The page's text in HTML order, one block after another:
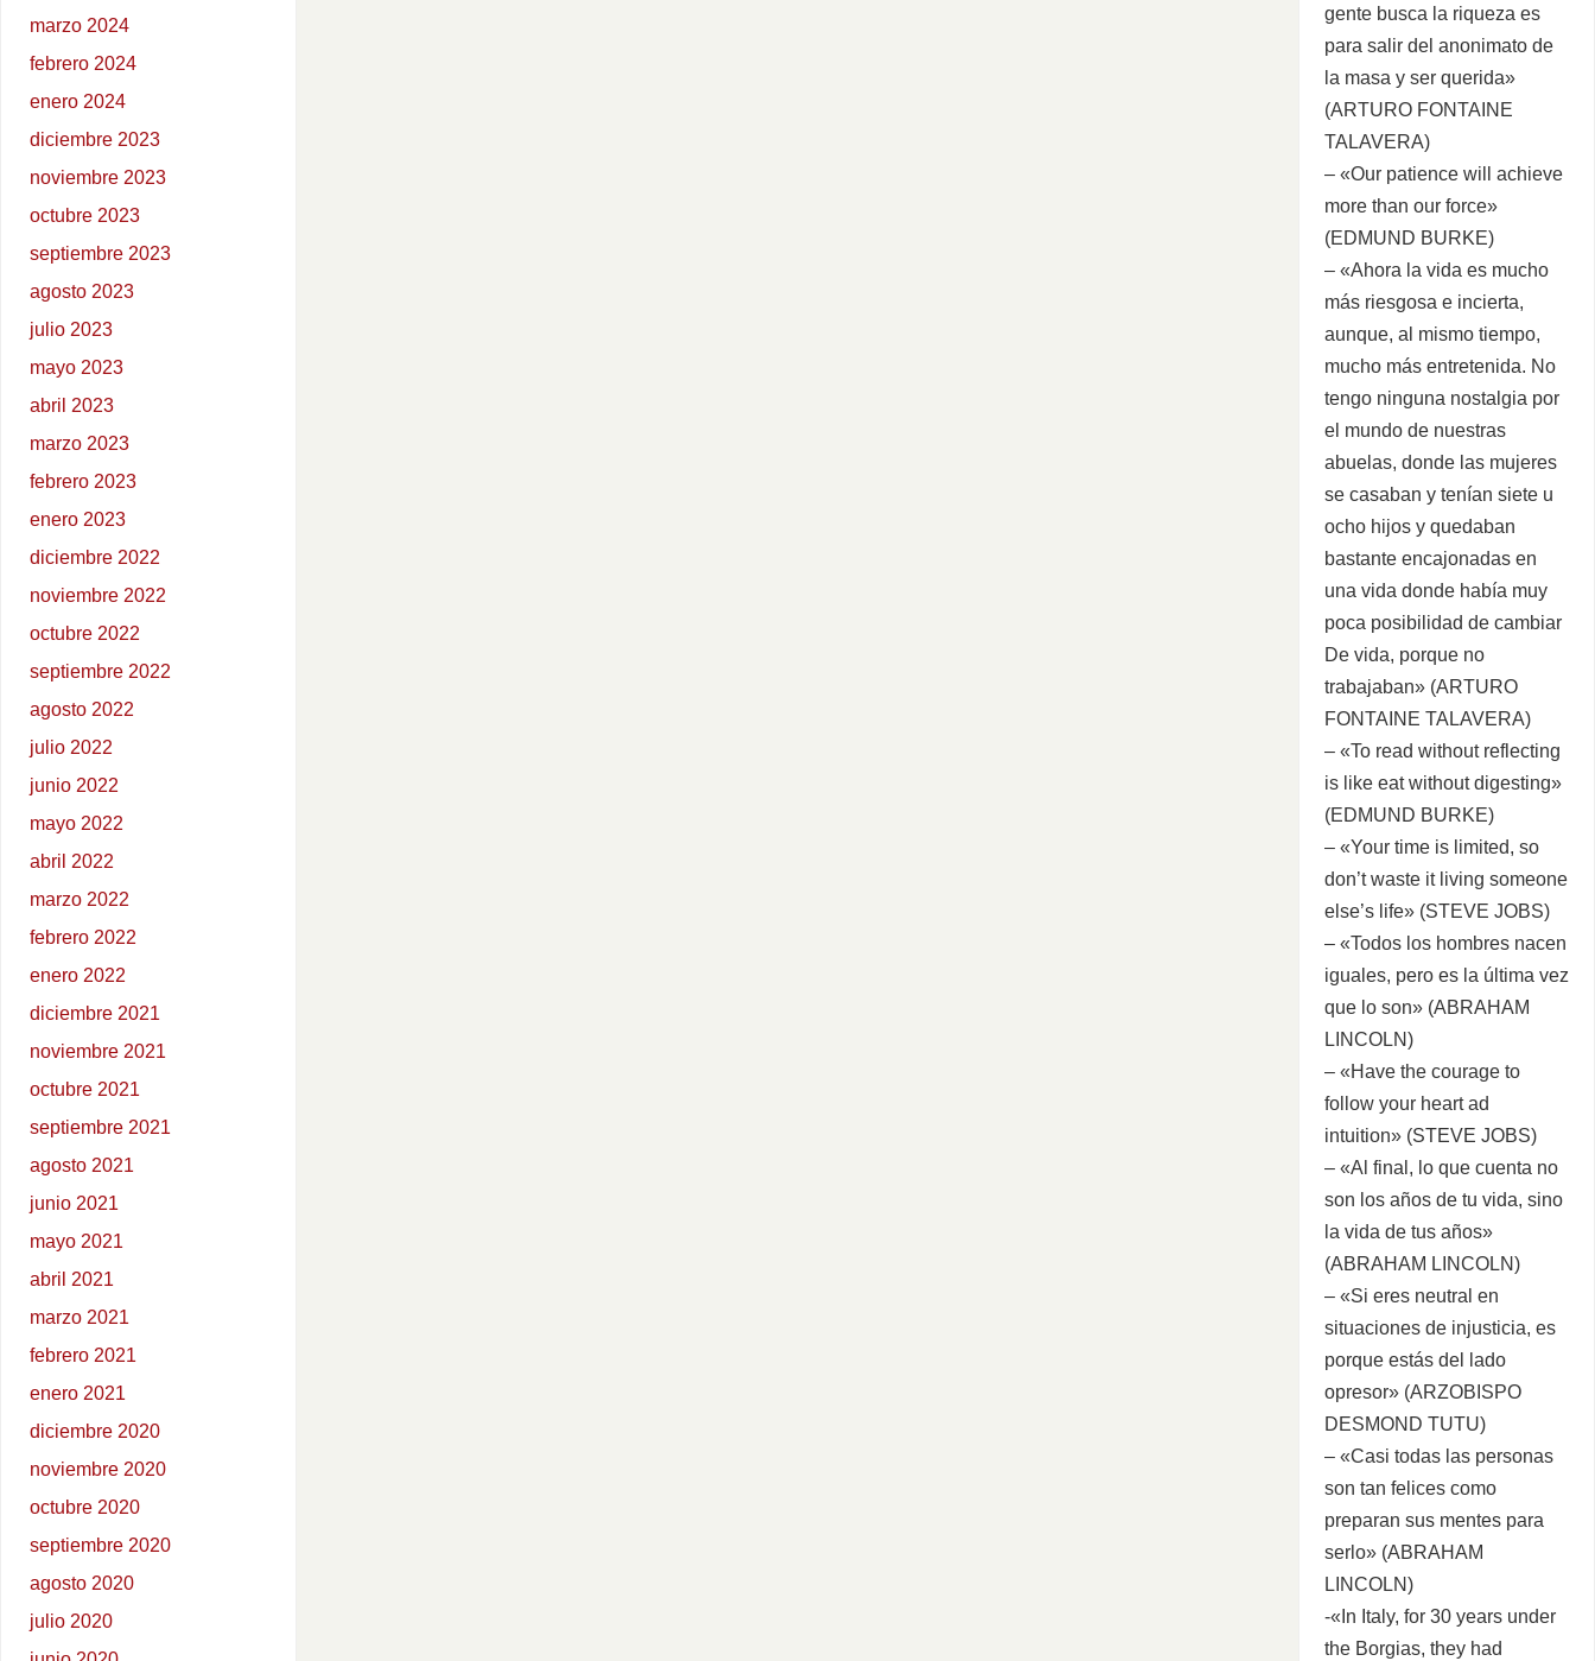
marzo 2024
febrero 2024
enero 2024
diciembre 2023
noviembre 2023
octubre 2023
septiembre 2023
agosto 2023
julio 2023
mayo 2023
abril 2023
marzo 2023
febrero 2023
enero 2023
diciembre 2022
noviembre 2022
octubre 2022
septiembre 2022
agosto 2022
julio 2022
junio 2022
mayo 2022
abril 2022
marzo 2022
febrero 2022
enero 2022
diciembre 2021
noviembre 2021
octubre 2021
septiembre 2021
agosto 2021
junio 2021
mayo 2021
abril 2021
marzo 2021
febrero 2021
enero 2021
diciembre 2020
noviembre 2020
octubre 2020
septiembre 2020
agosto 2020
julio 2020
gente busca la riqueza es
para salir del anonimato de
la masa y ser querida»
(ARTURO FONTAINE
TALAVERA)
– «Our patience will achieve
more than our force»
(EDMUND BURKE)
– «Ahora la vida es mucho
más riesgosa e incierta,
aunque, al mismo tiempo,
mucho más entretenida. No
tengo ninguna nostalgia por
el mundo de nuestras
abuelas, donde las mujeres
se casaban y tenían siete u
ocho hijos y quedaban
bastante encajonadas en
una vida donde había muy
poca posibilidad de cambiar
De vida, porque no
trabajaban» (ARTURO
FONTAINE TALAVERA)
– «To read without reflecting
is like eat without digesting»
(EDMUND BURKE)
– «Your time is limited, so
don’t waste it living someone
else’s life» (STEVE JOBS)
– «Todos los hombres nacen
iguales, pero es la última vez
que lo son» (ABRAHAM
LINCOLN)
– «Have the courage to
follow your heart ad
intuition» (STEVE JOBS)
– «Al final, lo que cuenta no
son los años de tu vida, sino
la vida de tus años»
(ABRAHAM LINCOLN)
– «Si eres neutral en
situaciones de injusticia, es
porque estás del lado
opresor» (ARZOBISPO
DESMOND TUTU)
– «Casi todas las personas
son tan felices como
preparan sus mentes para
serlo» (ABRAHAM
LINCOLN)
-«In Italy, for 30 years under
the Borgias, they had